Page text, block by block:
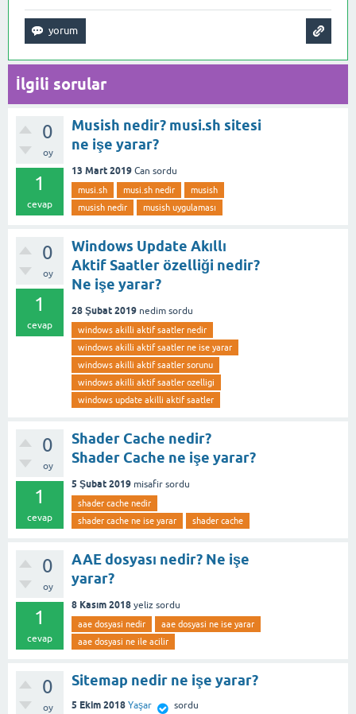
İlgili sorular
0
oy
1
cevap
Musish nedir? musi.sh sitesi
ne işe yarar?
13 Mart 2019 Can sordu
musi.sh musi.sh nedir
musish
musish nedir
musish uygulaması
0
oy
1
cevap
Windows Update Akıllı
Aktif Saatler özelliği nedir?
Ne işe yarar?
28 Şubat 2019 nedim sordu
windows akilli aktif saatler nedir
windows akilli aktif saatler ne ise yarar
windows akilli aktif saatler sorunu
windows akilli aktif saatler ozelligi
windows update akilli aktif saatler
0
oy
1
cevap
Shader Cache nedir?
Shader Cache ne işe yarar?
5 Şubat 2019 misafir sordu
shader cache nedir
shader cache ne ise yarar
shader cache
0
oy
1
cevap
AAE dosyası nedir? Ne işe
yarar?
8 Kasım 2018 yeliz sordu
aae dosyasi nedir
aae dosyasi ne ise yarar
aae dosyasi ne ile acilir
0
oy
Sitemap nedir ne işe yarar?
5 Ekim 2018 Yaşar sordu